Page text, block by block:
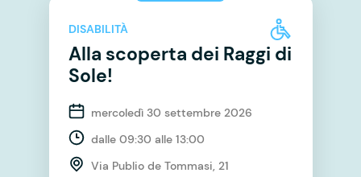
DISABILITÀ
Alla scoperta dei Raggi di
Sole!
mercoledì 30 settembre 2026
dalle 09:30 alle 13:00
Via Publio de Tommasi, 21